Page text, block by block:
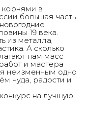
корнями в
большая часть
19 века.
из металла,
А сколько
нам масс
и мастера
неизменным одно
чуда, радости и
на лучшую